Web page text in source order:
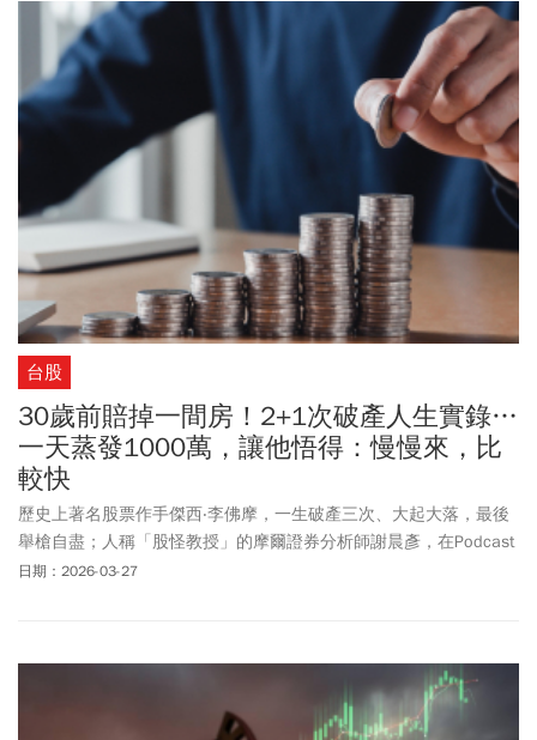
波漲勢到底有什麼底氣？盤勢是否已經過熱？」
台股
30歲前賠掉一間房！2+1次破產人生實錄…
一天蒸發1000萬，讓他悟得：慢慢來，比
較快
歷史上著名股票作手傑西‧李佛摩，一生破產三次、大起大落，最後
舉槍自盡；人稱「股怪教授」的摩爾證券分析師謝晨彥，在Podcast
節目《Today來讀冊》中戲稱是「台版李佛摩」，因他曾破產
日期：2026-03-27